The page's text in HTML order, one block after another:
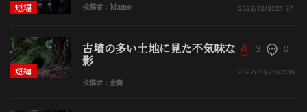
短編 投稿者：Mame 2022/12/2021:37
短編
古墳の多い土地に見た不気味な
影
投稿者：金剛
3 0
2022/09/2502:36